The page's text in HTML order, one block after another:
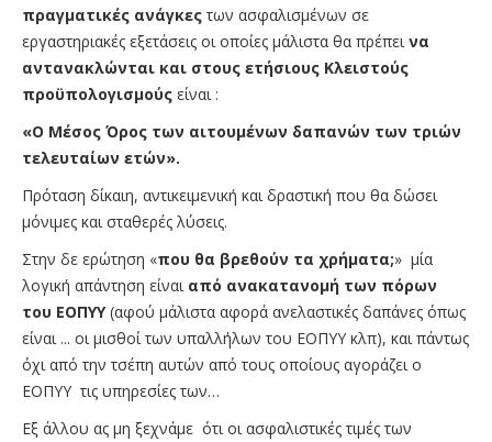
πραγματικές ανάγκες των ασφαλισμένων σε
εργαστηριακές εξετάσεις οι οποίες μάλιστα θα πρέπεινα
αντανακλώνται και στους ετήσιους Κλειστούς
προϋπολογισμούς είναι :
«Ο Μέσος Όρος των αιτουμένων δαπανών των τριών
τελευταίων ετών».
Πρόταση δίκαιη, αντικειμενική και δραστική που θα δώσει
μόνιμες και σταθερές λύσεις.
Στην δε ερώτηση «που θα βρεθούν τα χρήματα;» μία
λογική απάντηση είναι από ανακατανομή των πόρων
του ΕΟΠΥΥ(αφού μάλιστα αφορά ανελαστικές δαπάνες όπως
είναι ... οι μισθοί των υπαλλήλων του ΕΟΠΥΥ κλπ), και πάντως
όχι από την τσέπη αυτών από τους οποίους αγοράζει ο
ΕΟΠΥΥ τις υπηρεσίες των…
Εξ άλλου ας μη ξεχνάμε ότι οι ασφαλιστικές τιμές των